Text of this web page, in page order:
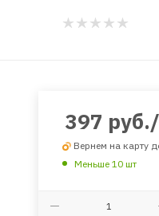
397 руб.
Вернем на карту
Меньше 10 шт